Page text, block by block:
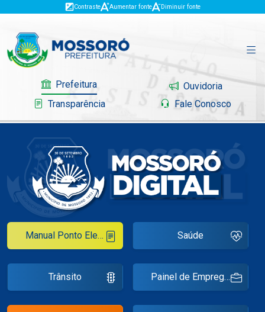
Contraste Aumentar fonte Diminuir fonte
Prefeitura
Ouvidoria
Transparência
Fale Conosco
Governo
Mossoró
Serviços
Portal do Contribuinte
Carta de Serviço
Manual Ponto Eletrônico Saúde
Trânsito Painel de Empregos